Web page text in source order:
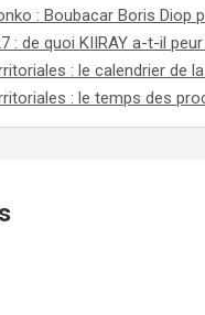
: Boubacar Boris Diop
: de quoi KIIRAY a-t-il peur
: le calendrier de
: le temps des